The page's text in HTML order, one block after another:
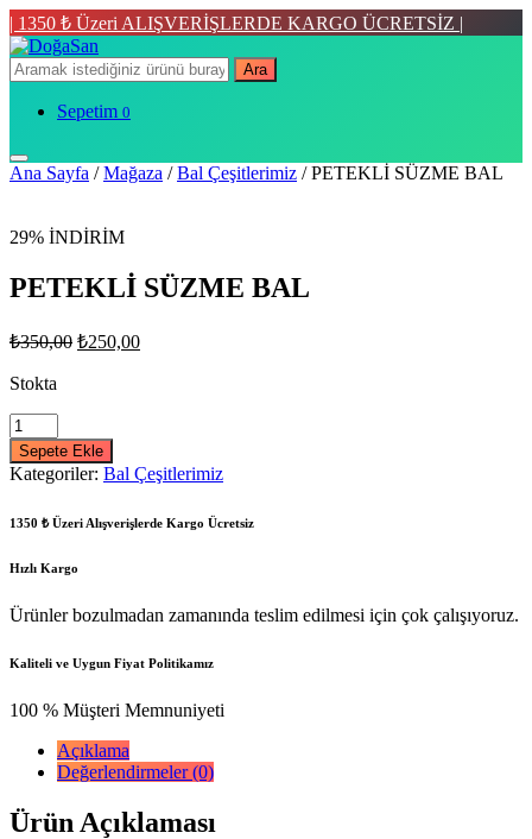
| 1350 ₺ Üzeri ALIŞVERİŞLERDE KARGO ÜCRETSİZ |
Ara
Sepetim 0
Ana Sayfa /Mağaza /Bal Çeşitlerimiz / PETEKLİ SÜZME BAL
29% İNDİRİM
PETEKLİ SÜZME BAL
₺350,00 Orijinal
₺250,00Şu
Stokta
PETEKLİ
SÜZME
BAL
quantity
Sepete Ekle
Kategoriler: Bal Çeşitlerimiz
1350 ₺ Üzeri Alışverişlerde Kargo Ücretsiz
Hızlı Kargo
Ürünler bozulmadan zamanında teslim edilmesi için çok çalışıyoruz.
Kaliteli ve Uygun Fiyat Politikamız
100 % Müşteri Memnuniyeti
Açıklama
Değerlendirmeler (0)
Ürün Açıklaması